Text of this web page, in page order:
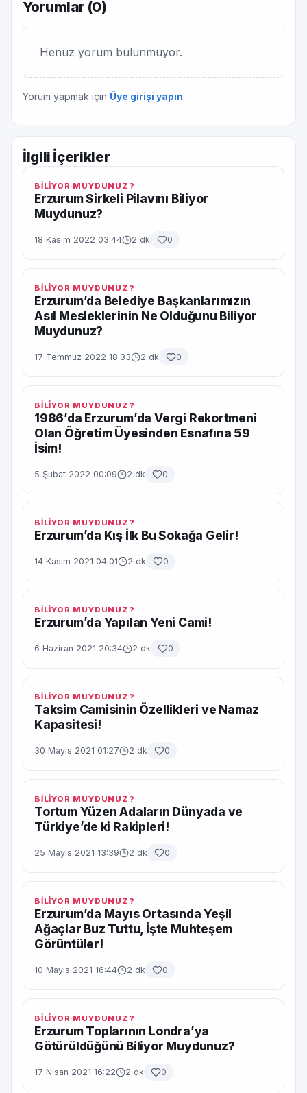
Yorumlar (0)
Henüz yorum bulunmuyor.
Yorum yapmak için Üye girişi yapın.
İlgili İçerikler
BİLİYOR MUYDUNUZ?
Erzurum Sirkeli Pilavını Biliyor
Muydunuz?
18 Kasım 2022 03:44 2 dk 0
BİLİYOR MUYDUNUZ?
Erzurum’da Belediye Başkanlarımızın
Asıl Mesleklerinin Ne Olduğunu Biliyor
Muydunuz?
17 Temmuz 2022 18:33 2 dk 0
BİLİYOR MUYDUNUZ?
1986’da Erzurum’da Vergi Rekortmeni
Olan Öğretim Üyesinden Esnafına 59
İsim!
5 Şubat 2022 00:09 2 dk 0
BİLİYOR MUYDUNUZ?
Erzurum’da Kış İlk Bu Sokağa Gelir!
14 Kasım 2021 04:01 2 dk 0
BİLİYOR MUYDUNUZ?
Erzurum’da Yapılan Yeni Cami!
6 Haziran 2021 20:34 2 dk 0
BİLİYOR MUYDUNUZ?
Taksim Camisinin Özellikleri ve Namaz
Kapasitesi!
30 Mayıs 2021 01:27 2 dk 0
BİLİYOR MUYDUNUZ?
Tortum Yüzen Adaların Dünyada ve
Türkiye’de ki Rakipleri!
25 Mayıs 2021 13:39 2 dk 0
BİLİYOR MUYDUNUZ?
Erzurum’da Mayıs Ortasında Yeşil
Ağaçlar Buz Tuttu, İşte Muhteşem
Görüntüler!
10 Mayıs 2021 16:44 2 dk 0
BİLİYOR MUYDUNUZ?
Erzurum Toplarının Londra’ya
Götürüldüğünü Biliyor Muydunuz?
17 Nisan 2021 16:22 2 dk 0